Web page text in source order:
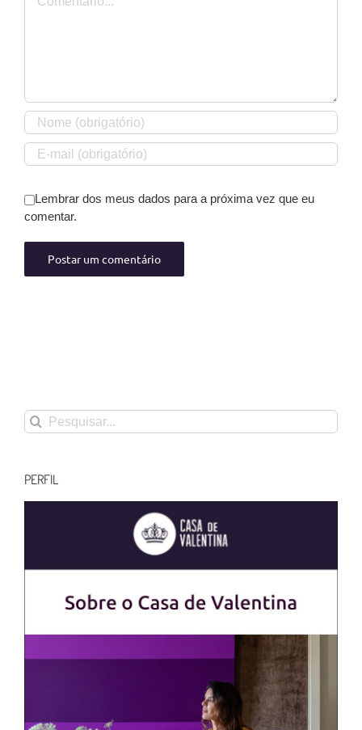
Lembrar dos meus dados para a próxima vez que eu
comentar.
Buscar
resultados
PERFIL